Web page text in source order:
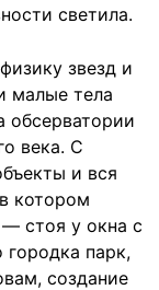
светила.
звезд и
малые тела
обсерватории
века. С
и вся
котором
стоя у окна с
городка парк,
создание